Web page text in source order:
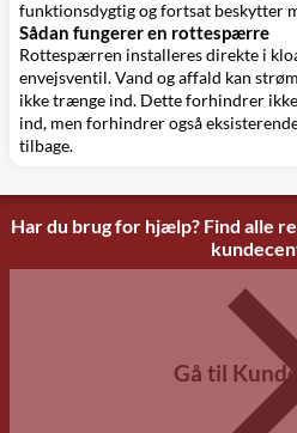
funktionsdygtig og fortsat beskytter
Sådan fungerer en rottespærre
Rottespærren installeres direkte i
envejsventil. Vand og affald kan
ikke trænge ind. Dette forhindrer
ind, men forhindrer også
tilbage.
Har du brug for hjælp? Find alle
Gå til